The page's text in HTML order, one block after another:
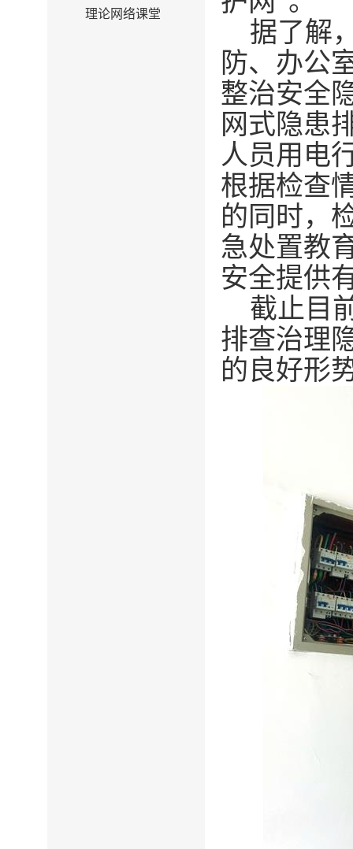
理论网络课堂
据了解
防、办公
整治安全
网式隐患
人员用电
根据检查
的同时，
急处置教
安全提供
截止目
排查治理
的良好形